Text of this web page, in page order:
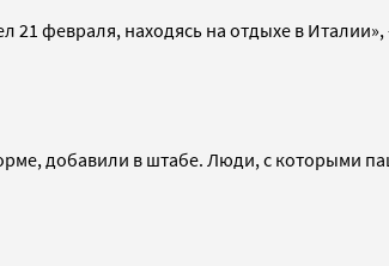
февраля, находясь на отдыхе в
добавили в штабе. Люди, с которыми